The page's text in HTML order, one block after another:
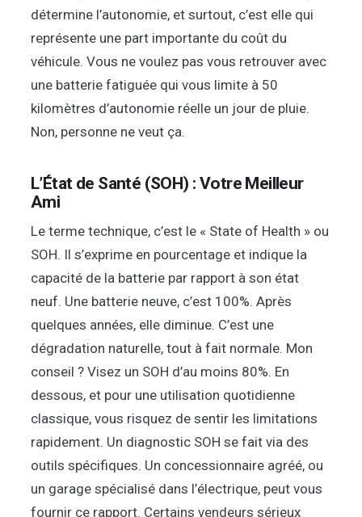
détermine l’autonomie, et surtout, c’est elle qui
représente une part importante du coût du
véhicule. Vous ne voulez pas vous retrouver avec
une batterie fatiguée qui vous limite à 50
kilomètres d’autonomie réelle un jour de pluie.
Non, personne ne veut ça.
L’État de Santé (SOH) : Votre Meilleur
Ami
Le terme technique, c’est le « State of Health » ou
SOH. Il s’exprime en pourcentage et indique la
capacité de la batterie par rapport à son état
neuf. Une batterie neuve, c’est 100%. Après
quelques années, elle diminue. C’est une
dégradation naturelle, tout à fait normale. Mon
conseil ? Visez un SOH d’au moins 80%. En
dessous, et pour une utilisation quotidienne
classique, vous risquez de sentir les limitations
rapidement. Un diagnostic SOH se fait via des
outils spécifiques. Un concessionnaire agréé, ou
un garage spécialisé dans l’électrique, peut vous
fournir ce rapport. Certains vendeurs sérieux